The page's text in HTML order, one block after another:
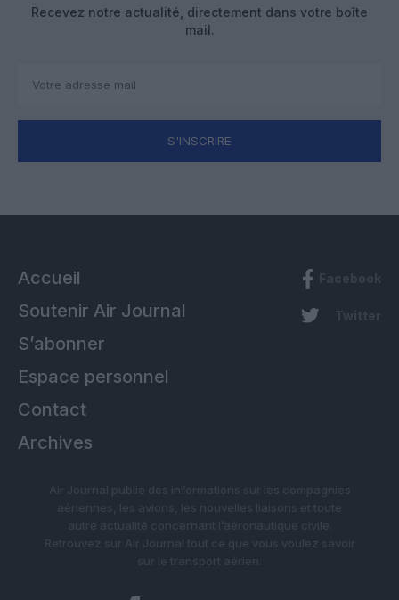
Recevez notre actualité, directement dans votre boîte
mail.
S'INSCRIRE
Accueil
Soutenir Air Journal
S’abonner
Espace personnel
Contact
Archives